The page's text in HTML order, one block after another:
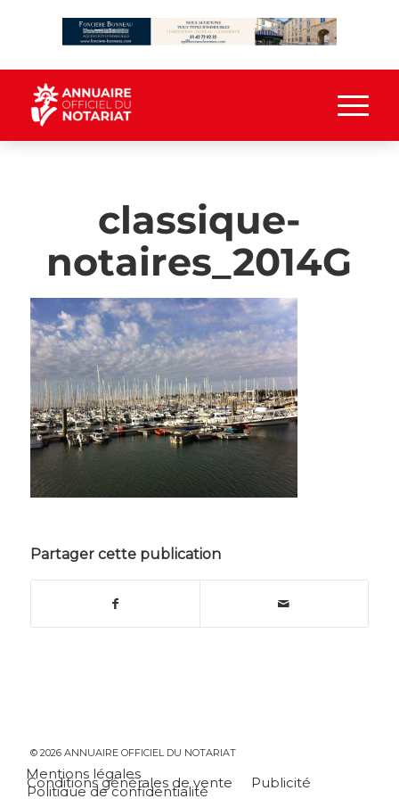
classique-
notaires_2014G
Partager cette publication
© 2026 ANNUAIRE OFFICIEL DU NOTARIAT
Mentions légales
Conditions générales de vente Publicité
Politique de confidentialité